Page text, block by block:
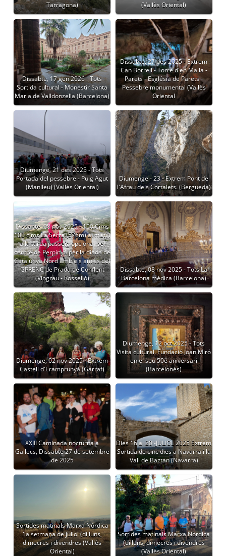
Tarragona)
(Vallès Oriental)
Dissabte, 17 gen 2026 - Tots
Sortida cultural - Monestir Santa
Maria de Valldonzella (Barcelona)
Dissabte, 27 des 2025 - Extrem
Can Borrell - Torre d'en Malla -
Parets - Església de Parets -
Pessebre monumental (Vallès
Oriental
Diumenge, 21 des 2025 - Tots
Portada del pessebre - Puig Agut
(Manlleu) (Vallès Oriental)
Diumenge - 23 - Extrem Pont de
l'Afrau dels Cortalets. (Berguedà)
Dissabte, 08 nov 2025 - 100 Cims
100 cims La Serra (576m) al matí i
a la tarda passeig opcional pel
centre de Perpinyà per la diada de
Catalunya Nord amb els amics del
GPRENC de Prada de Conflent
(Vingrau - Rosselló)
Dissabte, 08 nov 2025 - Tots La
Barcelona mèdica (Barcelona)
Diumenge, 02 nov 2025 - Extrem
Castell d'Eramprunyà (Garraf)
Diumenge, 12 oct 2025 - Tots
Visita cultural. Fundació Joan Miró
en el seu 50é aniversari
(Barcelonès)
XXIII Caminada nocturna a
Gallecs, Dissabte 27 de setembre
de 2025
Dies 16 al 20 -JULIOL 2025 Extrem
Sortida de cinc dies a Navarra i la
Vall de Baztan (Navarra)
Sortides matinals Marxa Nòrdica
1a setmana de juliol (dilluns,
dimecres i divendres (Vallès
Oriental)
Sortides matinals Marxa Nòrdica
(dilluns, dimecres i divendres
(Vallès Oriental)